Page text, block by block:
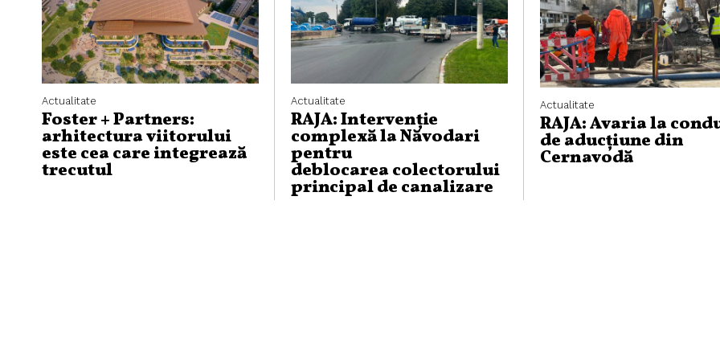
Actualitate
Foster + Partners:
arhitectura viitorului
este cea care integrează
trecutul
Actualitate
RAJA: Intervenție
complexă la Năvodari
pentru
deblocarea colectorului
principal de canalizare
Actualitate
RAJA: Avaria la
de aducțiune din
Cernavodă